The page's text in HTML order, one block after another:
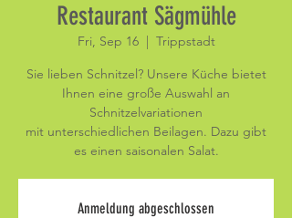
Restaurant Sägmühle
Fri, Sep 16
  |
Trippstadt
Sie lieben Schnitzel? Unsere Küche bietet
Ihnen eine große Auswahl an
Schnitzelvariationen
mit unterschiedlichen Beilagen. Dazu gibt
es einen saisonalen Salat.
Anmeldung abgeschlossen